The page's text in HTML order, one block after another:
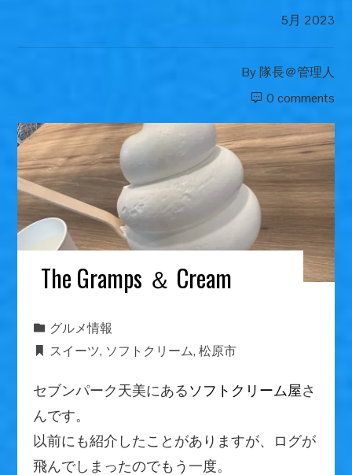
5月 2023
By隊長＠管理人
0 comments
The Gramps ＆ Cream
グルメ情報
スイーツ, ソフトクリーム,松原市
セブンパーク天美にあるソフトクリーム屋さ
んです。
以前にも紹介したことがありますが、ログが
飛んでしまったのでもう一度。